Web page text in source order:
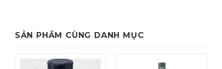
SẢN PHẨM CÙNG DANH MỤC